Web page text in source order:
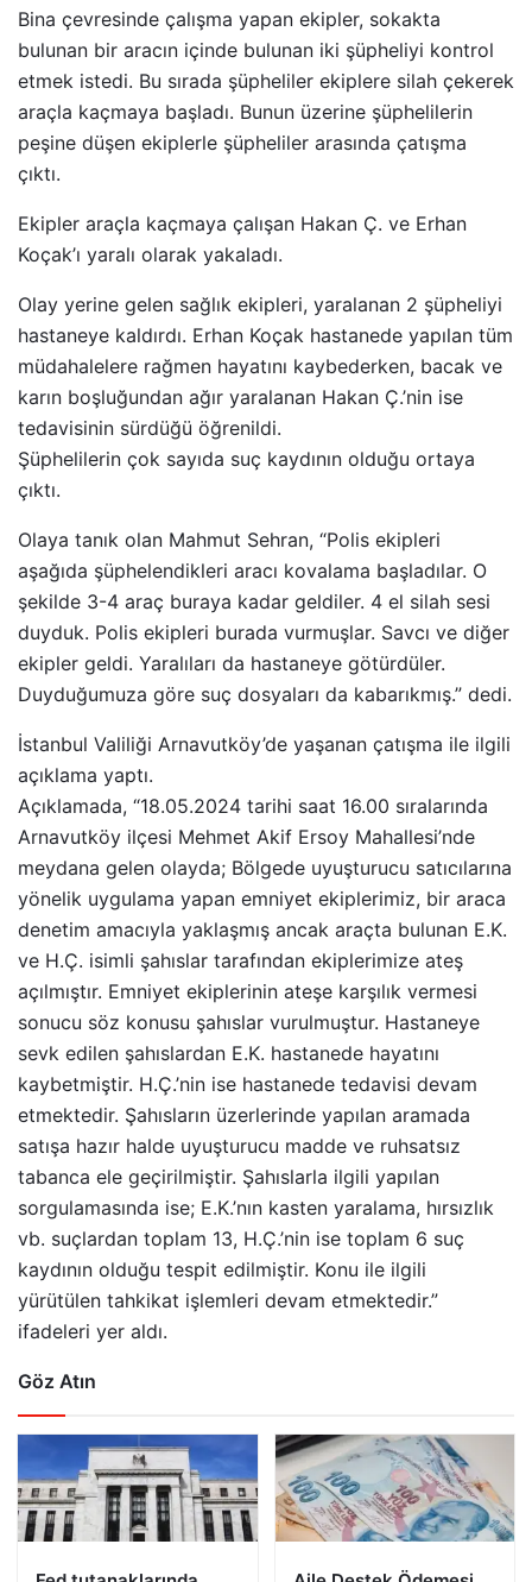
Bina çevresinde çalışma yapan ekipler, sokakta
bulunan bir aracın içinde bulunan iki şüpheliyi kontrol
etmek istedi. Bu sırada şüpheliler ekiplere silah çekerek
araçla kaçmaya başladı. Bunun üzerine şüphelilerin
peşine düşen ekiplerle şüpheliler arasında çatışma
çıktı.
Ekipler araçla kaçmaya çalışan Hakan Ç. ve Erhan
Koçak’ı yaralı olarak yakaladı.
Olay yerine gelen sağlık ekipleri, yaralanan 2 şüpheliyi
hastaneye kaldırdı. Erhan Koçak hastanede yapılan tüm
müdahalelere rağmen hayatını kaybederken, bacak ve
karın boşluğundan ağır yaralanan Hakan Ç.’nin ise
tedavisinin sürdüğü öğrenildi.
Şüphelilerin çok sayıda suç kaydının olduğu ortaya
çıktı.
Olaya tanık olan Mahmut Sehran, “Polis ekipleri
aşağıda şüphelendikleri aracı kovalama başladılar. O
şekilde 3-4 araç buraya kadar geldiler. 4 el silah sesi
duyduk. Polis ekipleri burada vurmuşlar. Savcı ve diğer
ekipler geldi. Yaralıları da hastaneye götürdüler.
Duyduğumuza göre suç dosyaları da kabarıkmış.” dedi.
İstanbul Valiliği Arnavutköy’de yaşanan çatışma ile ilgili
açıklama yaptı.
Açıklamada, “18.05.2024 tarihi saat 16.00 sıralarında
Arnavutköy ilçesi Mehmet Akif Ersoy Mahallesi’nde
meydana gelen olayda; Bölgede uyuşturucu satıcılarına
yönelik uygulama yapan emniyet ekiplerimiz, bir araca
denetim amacıyla yaklaşmış ancak araçta bulunan E.K.
ve H.Ç. isimli şahıslar tarafından ekiplerimize ateş
açılmıştır. Emniyet ekiplerinin ateşe karşılık vermesi
sonucu söz konusu şahıslar vurulmuştur. Hastaneye
sevk edilen şahıslardan E.K. hastanede hayatını
kaybetmiştir. H.Ç.’nin ise hastanede tedavisi devam
etmektedir. Şahısların üzerlerinde yapılan aramada
satışa hazır halde uyuşturucu madde ve ruhsatsız
tabanca ele geçirilmiştir. Şahıslarla ilgili yapılan
sorgulamasında ise; E.K.’nın kasten yaralama, hırsızlık
vb. suçlardan toplam 13, H.Ç.’nin ise toplam 6 suç
kaydının olduğu tespit edilmiştir. Konu ile ilgili
yürütülen tahkikat işlemleri devam etmektedir.”
ifadeleri yer aldı.
Göz Atın